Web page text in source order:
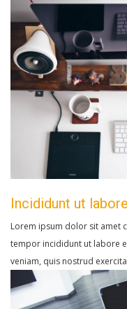
Incididunt ut
Lorem ipsum dolor sit amet
tempor incididunt ut labore
veniam, quis nostrud